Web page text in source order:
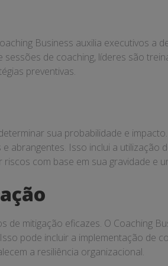
Business auxilia executivos a
de coaching, líderes são
preventivas.
sua probabilidade e
Isso inclui a utilização
com base em sua gravidade e
mitigação eficazes. O Coaching
pode incluir a implementação de
a resiliência organizacional.